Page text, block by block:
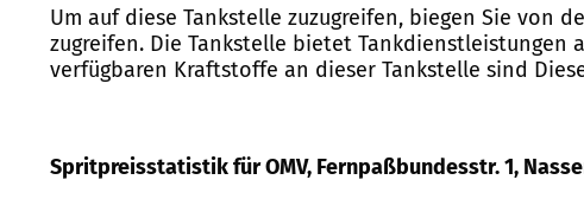
Um auf diese Tankstelle zuzugreifen, biegen Sie von
zugreifen. Die Tankstelle bietet Tankdienstleistungen
verfügbaren Kraftstoffe an dieser Tankstelle sind
Spritpreisstatistik für OMV, Fernpaßbundesstr. 1,